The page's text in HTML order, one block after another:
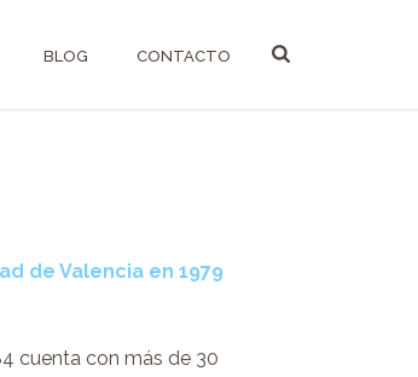
BLOG CONTACTO
de Valencia en 1979
cuenta con más de 30